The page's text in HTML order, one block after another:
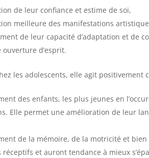
de leur confiance et estime de soi,
meilleure des manifestations
de leur capacité d’adaptation et de
d’esprit.
les adolescents, elle agit
des enfants, les plus jeunes en
Elle permet une amélioration de leur
de la mémoire, de la motricité et bien
et auront tendance à mieux